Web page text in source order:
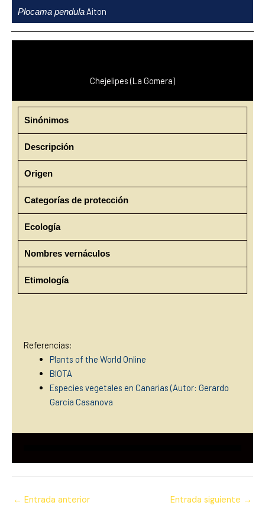
contenido
Plocama pendula Aiton
Chejelipes (La Gomera)
Sinónimos
Descripción
Origen
Categorías de protección
Ecología
Nombres vernáculos
Etimología
Referencias:
Plants of the World Online
BIOTA
Especies vegetales en Canarias (Autor: Gerardo
García Casanova
← Entrada anterior Entrada siguiente →